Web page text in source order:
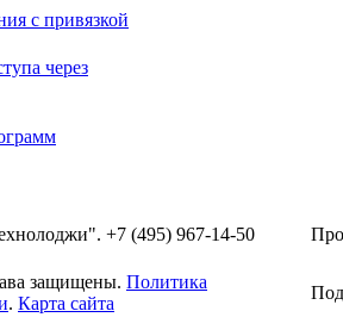
с привязкой
через
+7 (495) 967-14-50
защищены. Политика
. Карта сайта